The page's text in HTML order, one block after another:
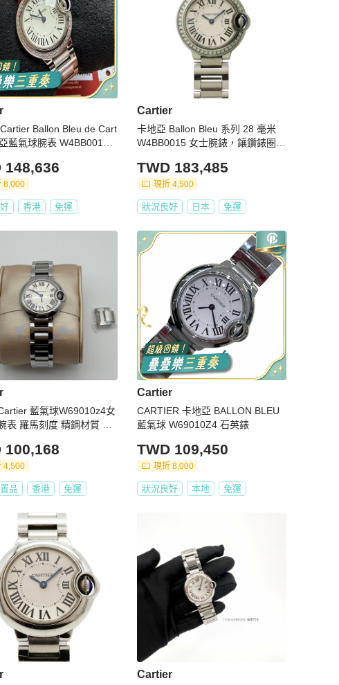
Ballon Bleu de Cart
藍氣球腕表 W4BB0015
148,636
8,000
香港 免運
Cartier
卡地亞 Ballon Bleu 系列 28 毫米
W4BB0015 女士腕錶，鑲鑽錶圈，
TWD 183,485
現折 4,500
狀況良好 日本 免運
藍氣球W69010z4女
表 羅馬刻度 精鋼材質 表
100,168
4,500
品 香港 免運
Cartier
CARTIER 卡地亞 BALLON BLEU
藍氣球 W69010Z4 石英錶
TWD 109,450
現折 8,000
狀況良好 本地 免運
Cartier